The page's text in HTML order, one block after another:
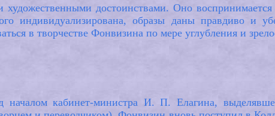
художественными достоинствами. Оно
индивидуализирована, образы даны правдиво и
в творчестве Фонвизина по мере углубления и
началом кабинет-министра И. П. Елагина,